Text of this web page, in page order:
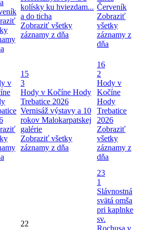
kolísky ku hviezdam...
a do ticha
Zobraziť všetky
záznamy z dňa
Červeník
Zobraziť
všetky
záznamy z
dňa
v
15
3
Hody v Kočíne Hody
Trebatice 2026
Vernisáž výstavy a 10
rokov Malokarpatskej
galérie
Zobraziť všetky
záznamy z dňa
16
2
Hody v
Kočíne
Hody
Trebatice
2026
Zobraziť
všetky
záznamy z
dňa
22
23
1
Slávnostná
svätá omša
pri kaplnke
sv.